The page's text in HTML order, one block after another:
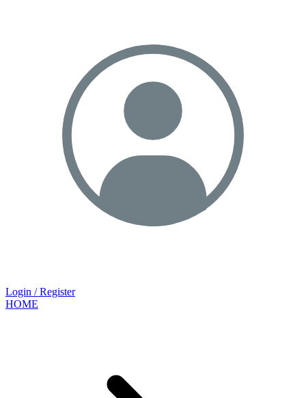
Login / Register
HOME